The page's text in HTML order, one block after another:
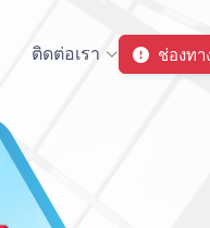
ติดต่อเรา ช่องทา